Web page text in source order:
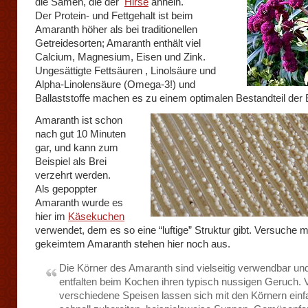
Der Protein- und Fettgehalt ist beim
Amaranth höher als bei traditionellen
Getreidesorten; Amaranth enthält viel
Calcium, Magnesium, Eisen und Zink.
Ungesättigte Fettsäuren , Linolsäure und
Alpha-Linolensäure (Omega-3!) und
Ballaststoffe machen es zu einem optimalen Bestandteil der
Amaranth ist schon
nach gut 10 Minuten
gar, und kann zum
Beispiel als Brei
verzehrt werden.
Als gepoppter
Amaranth wurde es
hier im Käsekuchen
verwendet, dem es so eine “luftige” Struktur gibt. Versuche
gekeimtem Amaranth stehen hier noch aus.
Die Körner des Amaranth sind vielseitig verwendbar
entfalten beim Kochen ihren typisch nussigen Geruch.
verschiedene Speisen lassen sich mit den Körnern